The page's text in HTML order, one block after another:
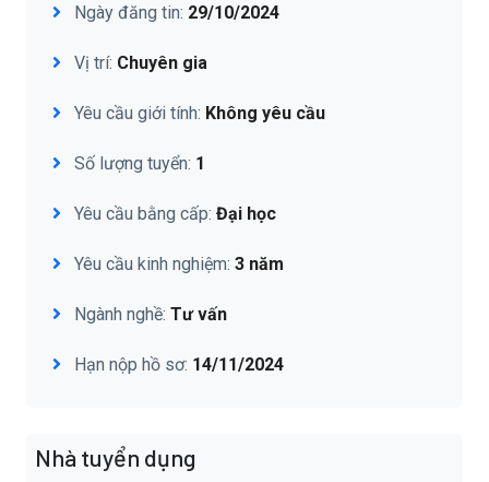
Ngày đăng tin: 29/10/2024
Vị trí: Chuyên gia
Yêu cầu giới tính: Không yêu cầu
Số lượng tuyển: 1
Yêu cầu bằng cấp: Đại học
Yêu cầu kinh nghiệm: 3 năm
Ngành nghề: Tư vấn
Hạn nộp hồ sơ: 14/11/2024
Nhà tuyển dụng